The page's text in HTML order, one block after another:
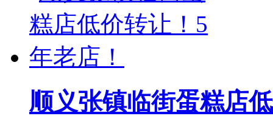
顺义张镇临街蛋糕店